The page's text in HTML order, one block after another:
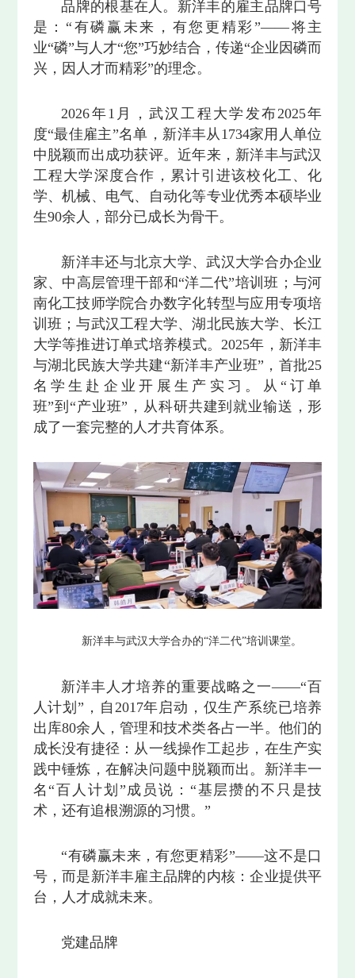
品牌的根基在人。新洋丰的雇主品牌口号
是：“有磷赢未来，有您更精彩”——将主
业“磷”与人才“您”巧妙结合，传递“企业因磷而
兴，因人才而精彩”的理念。
2026年1月，武汉工程大学发布2025年
度“最佳雇主”名单，新洋丰从1734家用人单位
中脱颖而出成功获评。近年来，新洋丰与武汉
工程大学深度合作，累计引进该校化工、化
学、机械、电气、自动化等专业优秀本硕毕业
生90余人，部分已成长为骨干。
新洋丰还与北京大学、武汉大学合办企业
家、中高层管理干部和“洋二代”培训班；与河
南化工技师学院合办数字化转型与应用专项培
训班；与武汉工程大学、湖北民族大学、长江
大学等推进订单式培养模式。2025年，新洋丰
与湖北民族大学共建“新洋丰产业班”，首批25
名学生赴企业开展生产实习。从“订单
班”到“产业班”，从科研共建到就业输送，形
成了一套完整的人才共育体系。
新洋丰与武汉大学合办的“洋二代”培训课堂。
新洋丰人才培养的重要战略之一——“百
人计划”，自2017年启动，仅生产系统已培养
出库80余人，管理和技术类各占一半。他们的
成长没有捷径：从一线操作工起步，在生产实
践中锤炼，在解决问题中脱颖而出。新洋丰一
名“百人计划”成员说：“基层攒的不只是技
术，还有追根溯源的习惯。”
“有磷赢未来，有您更精彩”——这不是口
号，而是新洋丰雇主品牌的内核：企业提供平
台，人才成就未来。
党建品牌